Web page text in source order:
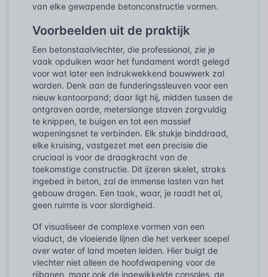
van elke gewapende betonconstructie vormen.
Voorbeelden uit de praktijk
Een betonstaalvlechter, die professional, zie je
vaak opduiken waar het fundament wordt gelegd
voor wat later een indrukwekkend bouwwerk zal
worden. Denk aan de funderingssleuven voor een
nieuw kantoorpand; daar ligt hij, midden tussen de
ontgraven aarde, meterslange staven zorgvuldig
te knippen, te buigen en tot een massief
wapeningsnet te verbinden. Elk stukje binddraad,
elke kruising, vastgezet met een precisie die
cruciaal is voor de draagkracht van de
toekomstige constructie. Dit ijzeren skelet, straks
ingebed in beton, zal de immense lasten van het
gebouw dragen. Een taak, waar, je raadt het al,
geen ruimte is voor slordigheid.
Of visualiseer de complexe vormen van een
viaduct, de vloeiende lijnen die het verkeer soepel
over water of land moeten leiden. Hier buigt de
vlechter niet alleen de hoofdwapening voor de
rijbanen, maar ook de ingewikkelde consoles, de